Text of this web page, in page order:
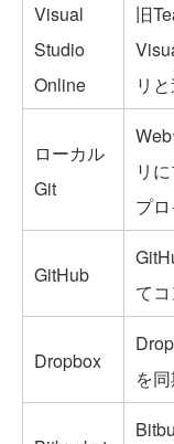
Visual
Studio
Online
旧
リ
ローカル
Git
リ
プロ
GitHub
て
Dropbox
を